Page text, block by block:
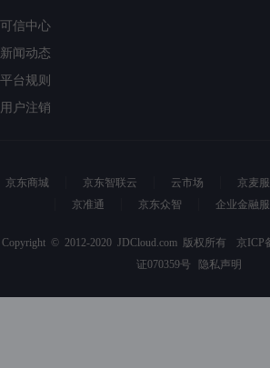
可信中心
新闻动态
平台规则
用户注销
京东商城 京东智联云 云市场 京麦
京准通
京东众智 企业金融
Copyright © 2012-2020 JDCloud.com 版权所有 京ICP
证070359号
隐私声明